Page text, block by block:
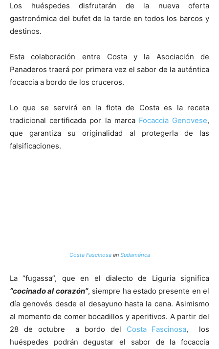
Los huéspedes disfrutarán de la nueva oferta
gastronómica del bufet de la tarde en todos los barcos y
destinos.
Esta colaboración entre Costa y la Asociación de
Panaderos traerá por primera vez el sabor de la auténtica
focaccia a bordo de los cruceros.
Lo que se servirá en la flota de Costa es la receta
tradicional certificada por la marca Focaccia Genovese,
que garantiza su originalidad al protegerla de las
falsificaciones.
Costa Fascinosaen Sudamérica
La “fugassa”, que en el dialecto de Liguria significa
“cocinado al corazón”, siempre ha estado presente en el
día genovés desde el desayuno hasta la cena. Asimismo
al momento de comer bocadillos y aperitivos. A partir del
28 de octubre a bordo del Costa Fascinosa, los
huéspedes podrán degustar el sabor de la focaccia